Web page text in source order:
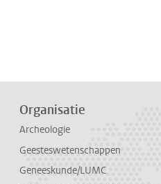
Organisatie
Archeologie
Geesteswetenschappen
Geneeskunde/LUMC